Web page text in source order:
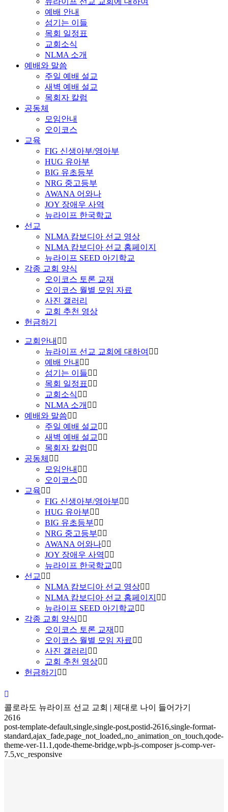
예배 안내
섬기는 이들
목회 일정표
교회소식
NLMA 소개
예배와 말씀
주일 예배 설교
새벽 예배 설교
목회자 칼럼
공동체
모임안내
오이코스
교육
FIG 신생아부/영아부
HUG 유아부
BIG 유초등부
NRG 중고등부
AWANA 어와나
JOY 장애우 사역
뉴라이프 한국학교
선교
NLMA 캄보디아 선교 영상
NLMA 캄보디아 선교 홈페이지
뉴라이프 SEED 아기학교
각종 교회 양식
오이코스 토론 교재
오이코스 월별 모임 자료
사진 갤러리
교회 추천 영상
헌금하기
교회안내
뉴라이프 선교 교회에 대하여
예배 안내
섬기는 이들
목회 일정표
교회소식
NLMA 소개
예배와 말씀
주일 예배 설교
새벽 예배 설교
목회자 칼럼
공동체
모임안내
오이코스
교육
FIG 신생아부/영아부
HUG 유아부
BIG 유초등부
NRG 중고등부
AWANA 어와나
JOY 장애우 사역
뉴라이프 한국학교
선교
NLMA 캄보디아 선교 영상
NLMA 캄보디아 선교 홈페이지
뉴라이프 SEED 아기학교
각종 교회 양식
오이코스 토론 교재
오이코스 월별 모임 자료
사진 갤러리
교회 추천 영상
헌금하기
콜로라도 뉴라이프 선교 교회 | 제대로 나이 들어가기
2616
post-template-default,single,single-post,postid-2616,single-format-
standard,ajax_fade,page_not_loaded,,no_animation_on_touch,qode-
theme-ver-11.1,qode-theme-bridge,wpb-js-composer js-comp-ver-
7.5,vc_responsive